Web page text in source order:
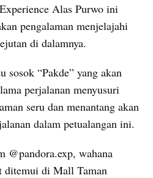
Alas Purwo ini
pengalaman menjelajahi
di dalamnya.
sosok “Pakde” yang akan
seru dan menantang akan
dalam petualangan ini.
@pandora.exp, wahana
ditemui di Mall Taman